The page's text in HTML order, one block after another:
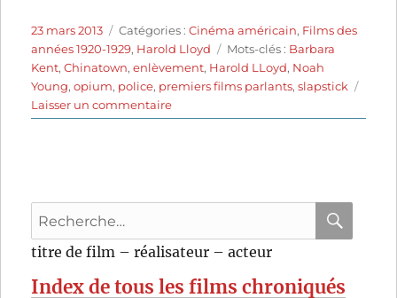
Publié
le
23 mars 2013 Catégories
Catégories :Cinéma américain, Films des
années 1920-1929, Harold Lloyd Étiquettes
Mots-clés : Barbara
Kent,Chinatown,enlèvement, Harold LLoyd, Noah
Young,opium, police, premiers films parlants,slapstick
Laisser un commentairesur
Quel
Recherche
pour
titre de film – réalisateur – acteur
Index de tous les films chroniqués